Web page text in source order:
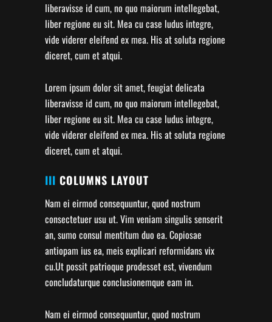
liberavisse id cum, no quo maiorum intellegebat,
liber regione eu sit. Mea cu case ludus integre,
vide viderer eleifend ex mea. His at soluta regione
diceret, cum et atqui.
Lorem ipsum dolor sit amet, feugiat delicata
liberavisse id cum, no quo maiorum intellegebat,
liber regione eu sit. Mea cu case ludus integre,
vide viderer eleifend ex mea. His at soluta regione
diceret, cum et atqui.
III COLUMNS LAYOUT
Nam ei eirmod consequuntur, quod nostrum
consectetuer usu ut. Vim veniam singulis senserit
an, sumo consul mentitum duo ea. Copiosae
antiopam ius ea, meis explicari reformidans vix
cu.Ut possit patrioque prodesset est, vivendum
concludaturque conclusionemque eam in.
Nam ei eirmod consequuntur, quod nostrum